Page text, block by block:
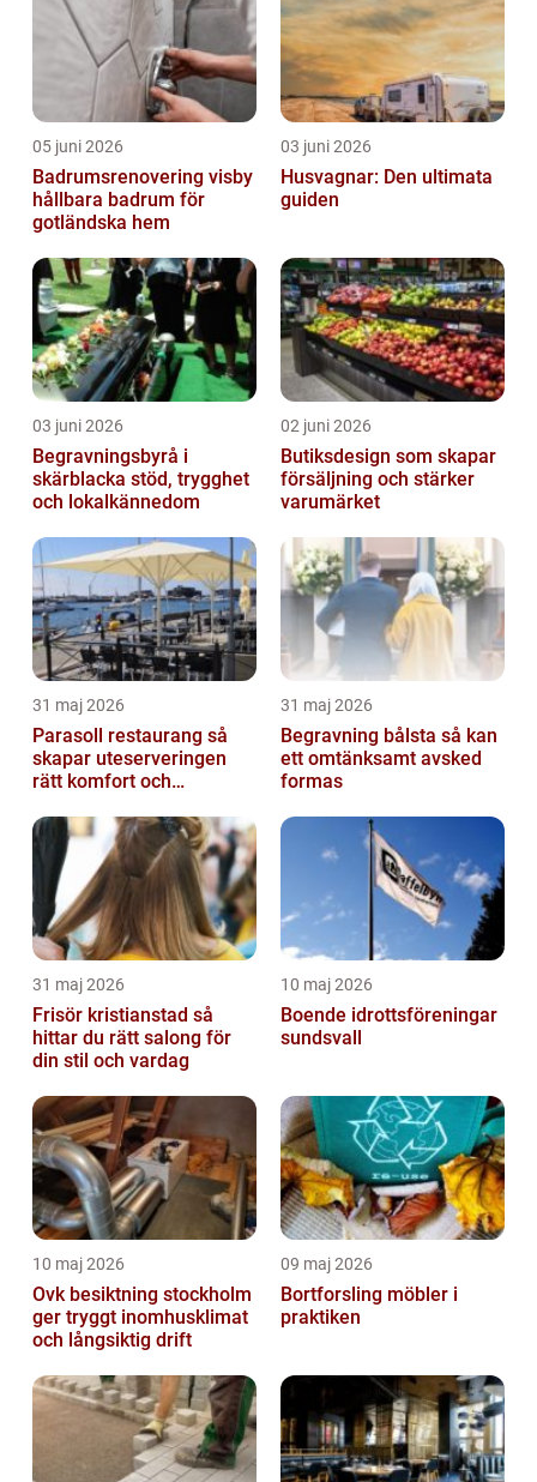
05 juni 2026
Badrumsrenovering visby
hållbara badrum för
gotländska hem
03 juni 2026
Husvagnar: Den ultimata
guiden
03 juni 2026
Begravningsbyrå i
skärblacka stöd, trygghet
och lokalkännedom
02 juni 2026
Butiksdesign som skapar
försäljning och stärker
varumärket
31 maj 2026
Parasoll restaurang så
skapar uteserveringen
rätt komfort och
31 maj 2026
Begravning bålsta så kan
ett omtänksamt avsked
formas
31 maj 2026
Frisör kristianstad så
hittar du rätt salong för
din stil och vardag
10 maj 2026
Boende idrottsföreningar
sundsvall
10 maj 2026
Ovk besiktning stockholm
ger tryggt inomhusklimat
och långsiktig drift
09 maj 2026
Bortforsling möbler i
praktiken